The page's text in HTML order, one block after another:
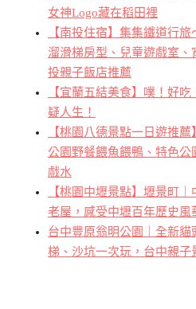
女神Logo藏在稻田裡
【南投住宿】集集鐵道行
溜滑梯房型、兒童遊戲室
投親子飯店推薦
【宜蘭五結美食】噗！好
疑人生！
【桃園八德景點一日遊推
公園野餐餵魚餵鴨、特色
戲水
【桃園中壢景點】壢景町
老屋，感受中壢百年歷史風
台中豐原翁明公園｜全新
梯、沙坑一次玩，台中親子